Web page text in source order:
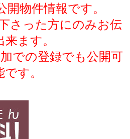
開物件情報です。
さった方にのみお伝
来ます。
での登録でも公開可
です。